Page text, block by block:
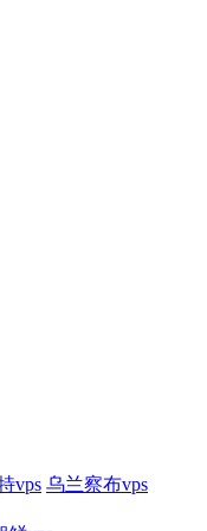
vps 乌兰察布vps